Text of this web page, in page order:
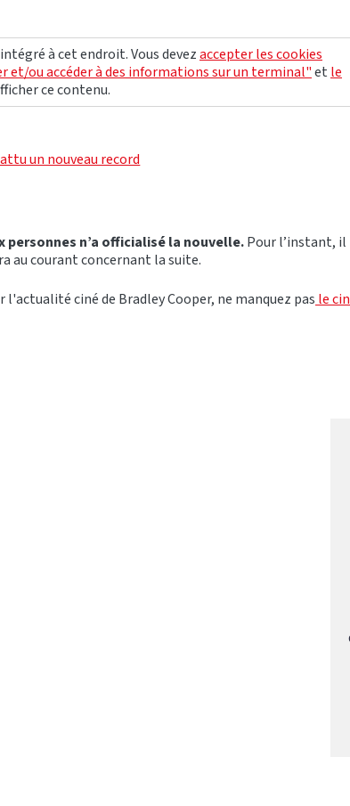
à cet endroit. Vous devezaccepter les cookies
et/ou accéder à des informations sur un terminal"et le
ce contenu.
un nouveau record
personnes n’a officialisé la nouvelle.Pour l’instant, il
au courant concernant la suite.
l'actualité ciné de Bradley Cooper, ne manquez pas le